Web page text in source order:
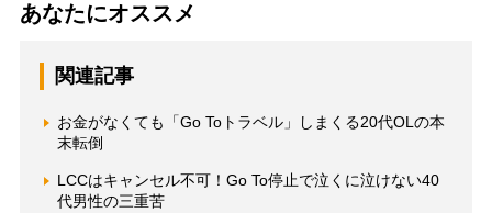
あなたにオススメ
関連記事
お金がなくても「Go Toトラベル」しまくる20代OLの本
末転倒
LCCはキャンセル不可！Go To停止で泣くに泣けない40
代男性の三重苦